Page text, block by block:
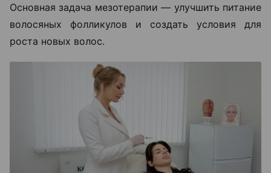
Основная задача мезотерапии — улучшить питание
волосяных фолликулов и создать условия для
роста новых волос.